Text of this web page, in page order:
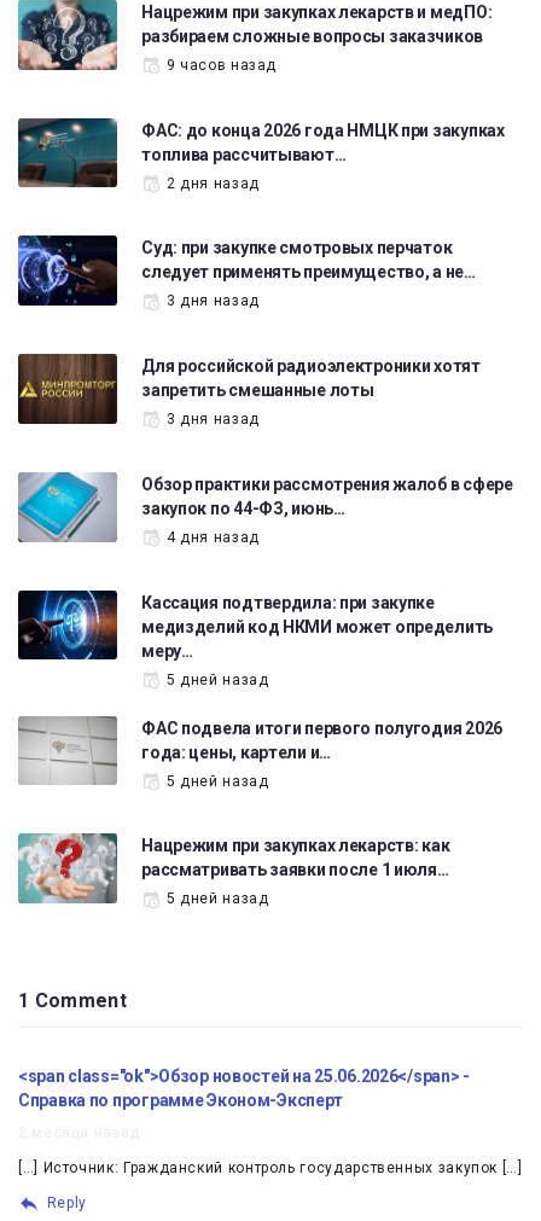
Нацрежим при закупках лекарств и медПО:
разбираем сложные вопросы заказчиков
9 часов назад
ФАС: до конца 2026 года НМЦК при закупках
топлива рассчитывают…
2 дня назад
Суд: при закупке смотровых перчаток
следует применять преимущество, а не…
3 дня назад
Для российской радиоэлектроники хотят
запретить смешанные лоты
3 дня назад
Обзор практики рассмотрения жалоб в сфере
закупок по 44-ФЗ, июнь…
4 дня назад
Кассация подтвердила: при закупке
медизделий код НКМИ может определить
меру…
5 дней назад
ФАС подвела итоги первого полугодия 2026
года: цены, картели и…
5 дней назад
Нацрежим при закупках лекарств: как
рассматривать заявки после 1 июля…
5 дней назад
1 Comment
<span class="ok">Обзор новостей на 25.06.2026</span> -
Справка по программе Эконом-Эксперт
[…] Источник: Гражданский контроль государственных закупок […]
Reply